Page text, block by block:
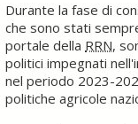
Durante la fase di
che sono stati
portale della RRN,
politici impegnati
nel periodo 2023-
politiche agricole